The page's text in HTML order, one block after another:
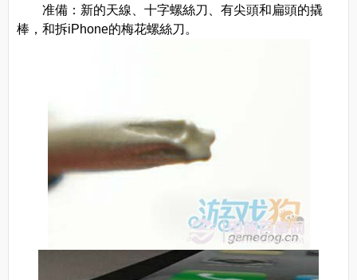
准備：新的天線、十字螺絲刀、有尖頭和扁頭的撬
棒，和拆iPhone的梅花螺絲刀。